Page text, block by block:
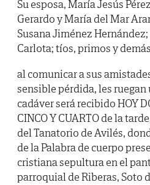
Su esposa, María Jesús
Gerardo y María del Mar
Susana Jiménez
Carlota; tíos, primos y
al comunicar a sus
sensible pérdida, les
cadáver será recibido HOY
CINCO Y CUARTO de la
del Tanatorio de Avilés,
de la Palabra de cuerpo
cristiana sepultura en el
parroquial de Riberas, Soto